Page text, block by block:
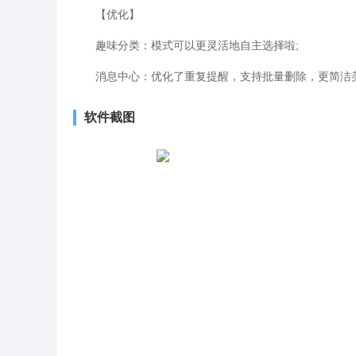
【优化】
趣味分类：模式可以更灵活地自主选择啦;
消息中心：优化了重复提醒，支持批量删除，更简洁
软件截图